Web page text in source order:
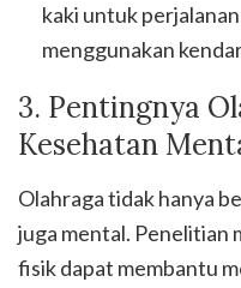
kaki untuk
menggunakan
3. Pentingnya
Kesehatan
Olahraga tidak hanya
juga mental. Penelitian
fisik dapat membantu